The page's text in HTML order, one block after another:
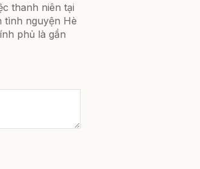
thanh niên tại
tình nguyện Hè
phủ là gần